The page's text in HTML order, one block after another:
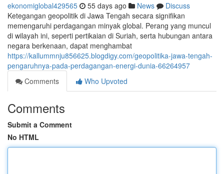
ekonomiglobal429565 55 days ago News
Discuss
Ketegangan geopolitik di Jawa Tengah secara signifikan
memengaruhi perdagangan minyak global. Perang yang muncul
di wilayah ini, seperti pertikaian di Suriah, serta hubungan antara
negara berkenaan, dapat menghambat
https://kallummnju856625.blogdigy.com/geopolitika-jawa-tengah-
pengaruhnya-pada-perdagangan-energi-dunia-66264957
Comments
Who Upvoted
Comments
Submit a Comment
No HTML